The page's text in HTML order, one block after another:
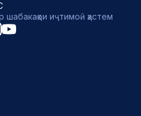
иҷтимоӣ ҳастем